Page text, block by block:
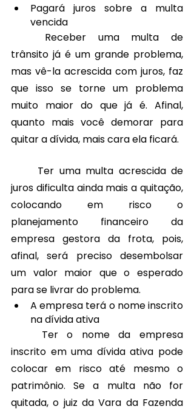
Pagará juros sobre a multa
vencida
trânsito já é um grande problema,
mas vê-la acrescida com juros, faz
que isso se torne um problema
muito maior do que já é. Afinal,
quanto mais você demorar para
quitar a dívida, mais cara ela ficará.
juros dificulta ainda mais a quitação,
colocando em risco o
planejamento financeiro da
empresa gestora da frota, pois,
afinal, será preciso desembolsar
um valor maior que o esperado
para se livrar do problema.
A empresa terá o nome inscrito
na dívida ativa
inscrito em uma dívida ativa pode
colocar em risco até mesmo o
patrimônio. Se a multa não for
quitada, o juiz da Vara da Fazenda